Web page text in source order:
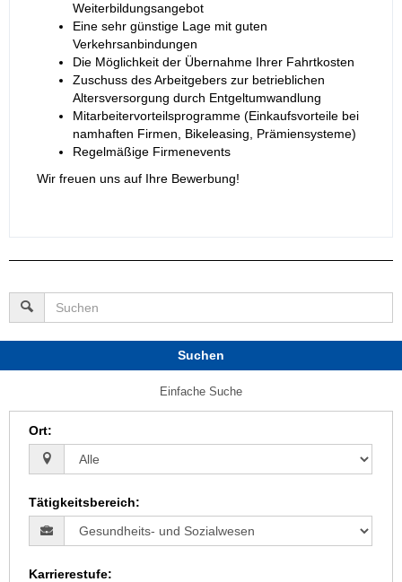
Weiterbildungsangebot
Eine sehr günstige Lage mit guten
Verkehrsanbindungen
Die Möglichkeit der Übernahme Ihrer Fahrtkosten
Zuschuss des Arbeitgebers zur betrieblichen
Altersversorgung durch Entgeltumwandlung
Mitarbeitervorteilsprogramme (Einkaufsvorteile bei
namhaften Firmen, Bikeleasing, Prämiensysteme)
Regelmäßige Firmenevents
Wir freuen uns auf Ihre Bewerbung!
Suchen
Einfache Suche
Ort:
Tätigkeitsbereich:
Karrierestufe: